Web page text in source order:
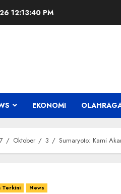
12:13:41 PM
EKONOMI
Oktober 3 Sumaryoto: Kami
Terkini News